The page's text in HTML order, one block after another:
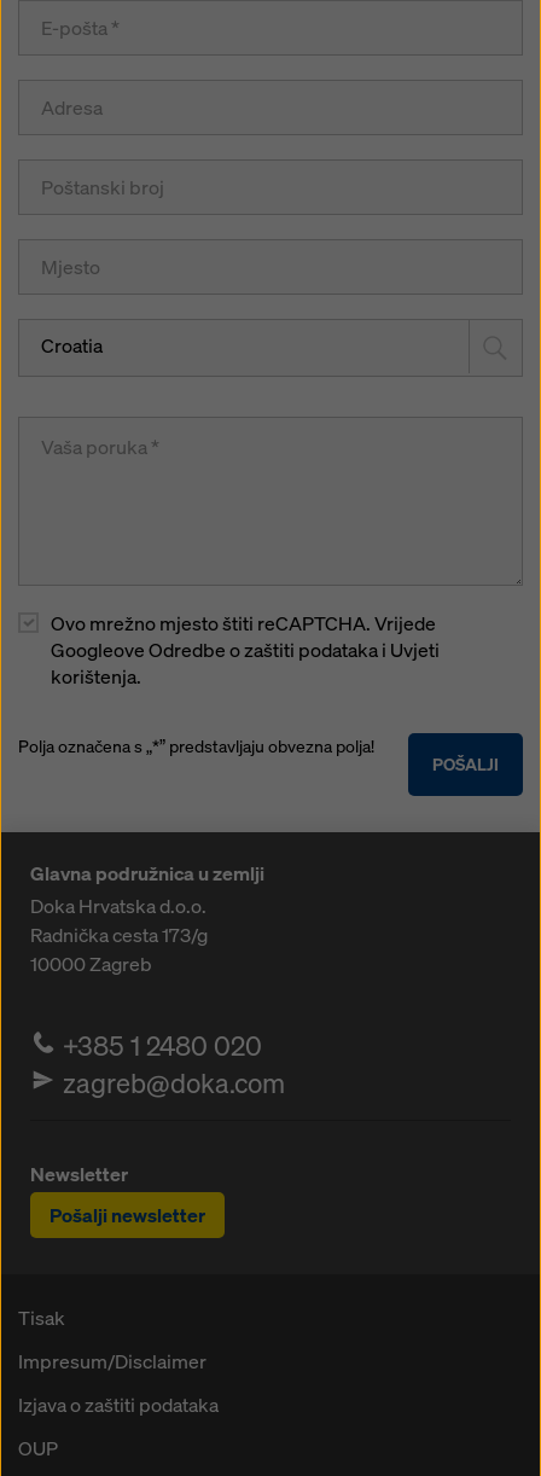
Croatia
Ovo mrežno mjesto štiti reCAPTCHA. Vrijede
Googleove Odredbe o zaštiti podataka i Uvjeti
korištenja.
POŠALJI
Polja označena s „*” predstavljaju obvezna polja!
Glavna podružnica u zemlji
Doka Hrvatska d.o.o.
Radnička cesta 173/g
10000Zagreb
+385 1 2480 020
zagreb@doka.com
Newsletter
Pošalji newsletter
Tisak
Impresum/Disclaimer
Izjava o zaštiti podataka
OUP